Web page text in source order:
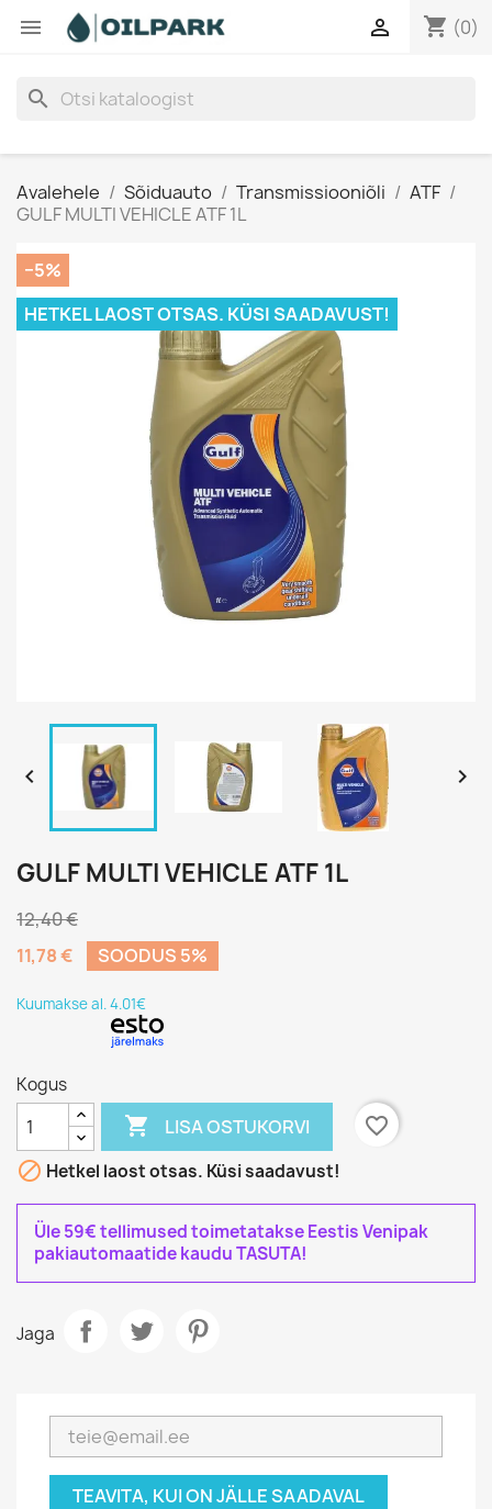
 shopping_cart (0)

search
Avalehele Sõiduauto Transmissiooniõli
ATF
GULF MULTI VEHICLE ATF 1L
−5%
HETKEL LAOST OTSAS. KÜSI SAADAVUST!
 
GULF MULTI VEHICLE ATF 1L
12,40 €
11,78 €
SOODUS 5%
Kuumakse al. 4.01€
Kogus
 LISA OSTUKORVI
favorite_border
 Hetkel laost otsas. Küsi saadavust!
Üle 59€ tellimused toimetatakse Eestis Venipak
pakiautomaatide kaudu TASUTA!
Jaga
TEAVITA, KUI ON JÄLLE SAADAVAL